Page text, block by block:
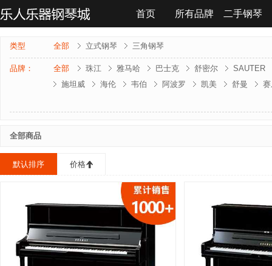
首页 所有品牌 二手钢琴
联系我们
类型 全部 立式钢琴 三角钢琴
品牌： 全部 珠江 雅马哈 巴士克 舒密尔
SAUTER
施坦威
海伦 韦伯 阿波罗 凯美 舒曼
全部商品
默认排序 价格